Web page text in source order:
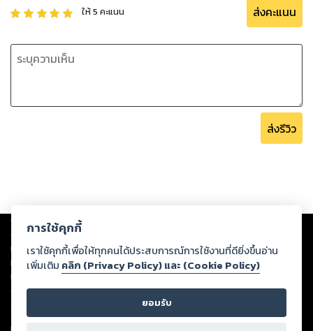
ให้5 คะแนน ส่งคะแนน
ส่งรีวิว
Copyright © 2026
ต่อผลงานหรือเนื้อหาใดที่อัปโหลดผ่านเว็บไซต์และปรากฏว่าละเมิดสิทธิใน
ทรัพย์สินทางปัญญาของบุคคลอื่นหรือขัดต่อกฎหมายและศีลธรรม ดังนั้น ผู้อ่าน
ทุกท่านโปรดใช้วิจารณญาณในการกลั่นกรองด้วยตนเอง และหากท่านพบว่าส่วน
หนึ่งส่วนใดขัดต่อกฎหมายและศีลธรรม กรุณาแจ้งมายังบริษัท เพื่อทีมงานจะได้
ดำเนินการในทันที ทั้งนี้ ทางสตอรี่ล็อกขอสงวนลิขสิทธิ์ตามพระราชบัญญัติ
ลิขสิทธิ์ พ.ศ. 2537 (ฉบับล่าสุด)
การใช้คุกกี้
เราใช้คุกกี้เพื่อให้ทุกคนได้ประสบการณ์การใช้งานที่ดียิ่งขึ้นอ่าน
เพิ่มเติม คลิก (Privacy Policy) และ (Cookie Policy)
ยอมรับ